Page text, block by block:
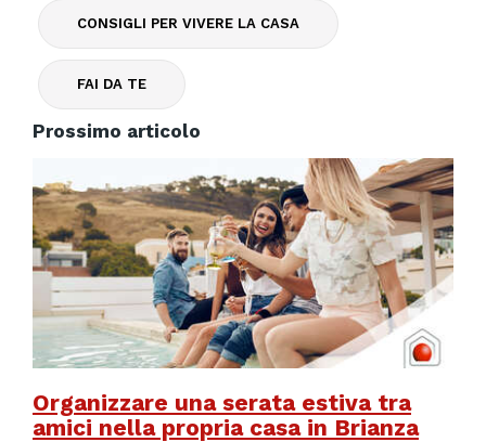
CONSIGLI PER VIVERE LA CASA
FAI DA TE
Prossimo articolo
Organizzare una serata estiva tra
amici nella propria casa in Brianza